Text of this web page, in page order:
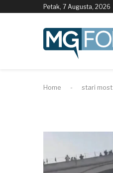
Petak, 7 Augusta, 2026
Home - stari most